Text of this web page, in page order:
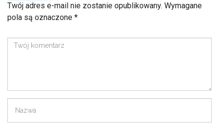
Twój adres e-mail nie zostanie opublikowany. Wymagane
pola są oznaczone *